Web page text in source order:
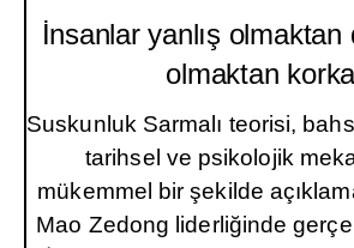
İnsanlar yanlış olmaktan
olmaktan
Suskunluk Sarmalı teorisi,
tarihsel ve psikolojik
mükemmel bir şekilde
Mao Zedong liderliğinde